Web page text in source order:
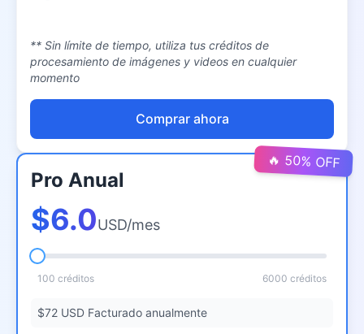
** Sin límite de tiempo, utiliza tus créditos de
procesamiento de imágenes y videos en cualquier
momento
Comprar ahora
🔥 50% OFF
Pro Anual
$6.0USD/mes
100 créditos 6000 créditos
$72 USD Facturado anualmente